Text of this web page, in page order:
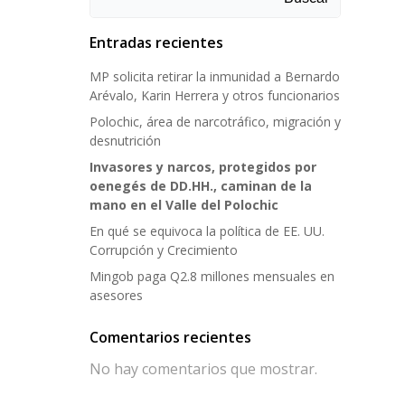
Entradas recientes
MP solicita retirar la inmunidad a Bernardo
Arévalo, Karin Herrera y otros funcionarios
Polochic, área de narcotráfico, migración y
desnutrición
Invasores y narcos, protegidos por
oenegés de DD.HH., caminan de la
mano en el Valle del Polochic
En qué se equivoca la política de EE. UU.
Corrupción y Crecimiento
Mingob paga Q2.8 millones mensuales en
asesores
Comentarios recientes
No hay comentarios que mostrar.